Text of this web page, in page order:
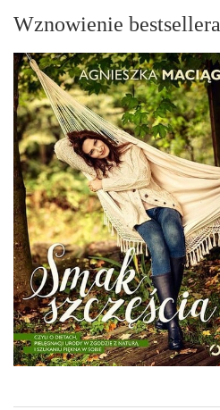
Wznowienie bestsellera